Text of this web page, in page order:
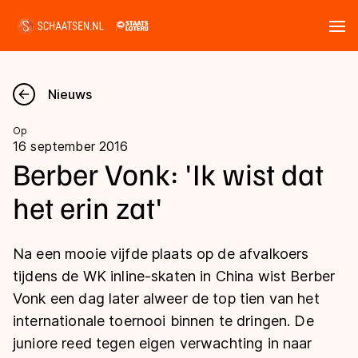
Nieuws
Kalender
Disciplines
Langebaan
Shorttrack
Inlineskaten
Uitslagen
Langebaan
Shorttrack
Marathon
Tijden & historie
Ranglijsten Langebaan
Nieuws
Op
16 september 2016
Berber Vonk: 'Ik wist dat
het erin zat'
Na een mooie vijfde plaats op de afvalkoers
tijdens de WK inline-skaten in China wist Berber
Vonk een dag later alweer de top tien van het
internationale toernooi binnen te dringen. De
juniore reed tegen eigen verwachting in naar